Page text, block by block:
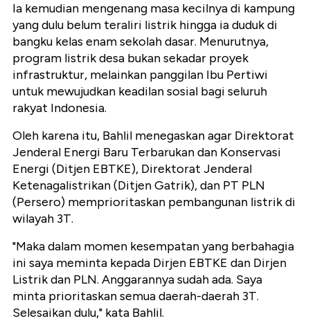
Ia kemudian mengenang masa kecilnya di kampung
yang dulu belum teraliri listrik hingga ia duduk di
bangku kelas enam sekolah dasar. Menurutnya,
program listrik desa bukan sekadar proyek
infrastruktur, melainkan panggilan Ibu Pertiwi
untuk mewujudkan keadilan sosial bagi seluruh
rakyat Indonesia.
Oleh karena itu, Bahlil menegaskan agar Direktorat
Jenderal Energi Baru Terbarukan dan Konservasi
Energi (Ditjen EBTKE), Direktorat Jenderal
Ketenagalistrikan (Ditjen Gatrik), dan PT PLN
(Persero) memprioritaskan pembangunan listrik di
wilayah 3T.
"Maka dalam momen kesempatan yang berbahagia
ini saya meminta kepada Dirjen EBTKE dan Dirjen
Listrik dan PLN. Anggarannya sudah ada. Saya
minta prioritaskan semua daerah-daerah 3T.
Selesaikan dulu," kata Bahlil.